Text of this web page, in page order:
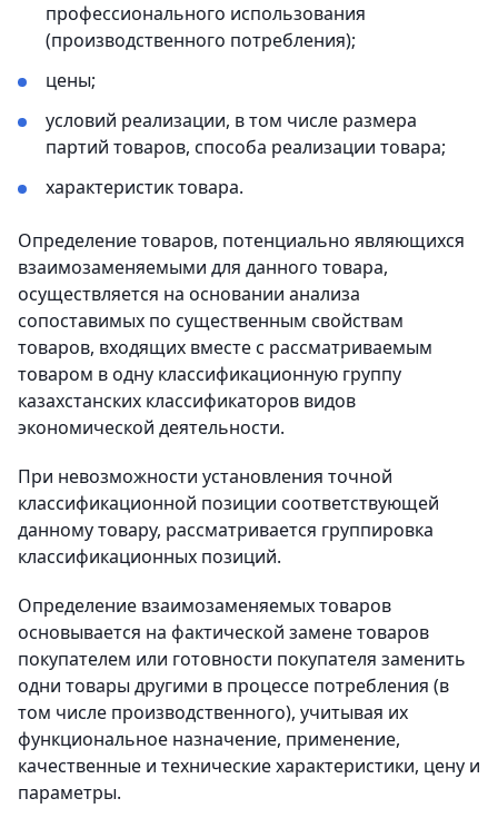
профессионального использования
(производственного потребления);
цены;
условий реализации, в том числе размера
партий товаров, способа реализации товара;
характеристик товара.
Определение товаров, потенциально являющихся
взаимозаменяемыми для данного товара,
осуществляется на основании анализа
сопоставимых по существенным свойствам
товаров, входящих вместе с рассматриваемым
товаром в одну классификационную группу
казахстанских классификаторов видов
экономической деятельности.
При невозможности установления точной
классификационной позиции соответствующей
данному товару, рассматривается группировка
классификационных позиций.
Определение взаимозаменяемых товаров
основывается на фактической замене товаров
покупателем или готовности покупателя заменить
одни товары другими в процессе потребления (в
том числе производственного), учитывая их
функциональное назначение, применение,
качественные и технические характеристики, цену и
параметры.